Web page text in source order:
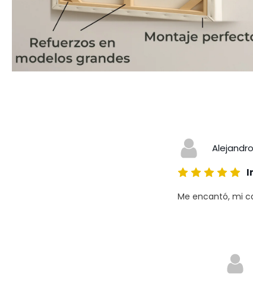
Me encantó, mi